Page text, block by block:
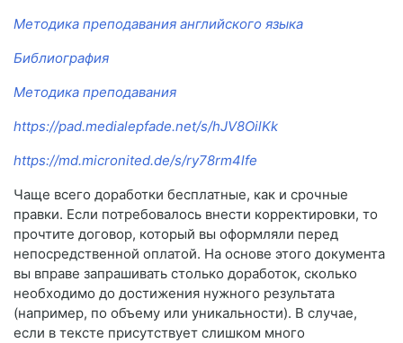
Методика преподавания английского языка
Библиография
Методика преподавания
https://pad.medialepfade.net/s/hJV8OilKk
https://md.micronited.de/s/ry78rm4lfe
Чаще всего доработки бесплатные, как и срочные
правки. Если потребовалось внести корректировки, то
прочтите договор, который вы оформляли перед
непосредственной оплатой. На основе этого документа
вы вправе запрашивать столько доработок, сколько
необходимо до достижения нужного результата
(например, по объему или уникальности). В случае,
если в тексте присутствует слишком много